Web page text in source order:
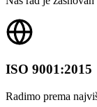
ISO 9001:2015
Radimo prema